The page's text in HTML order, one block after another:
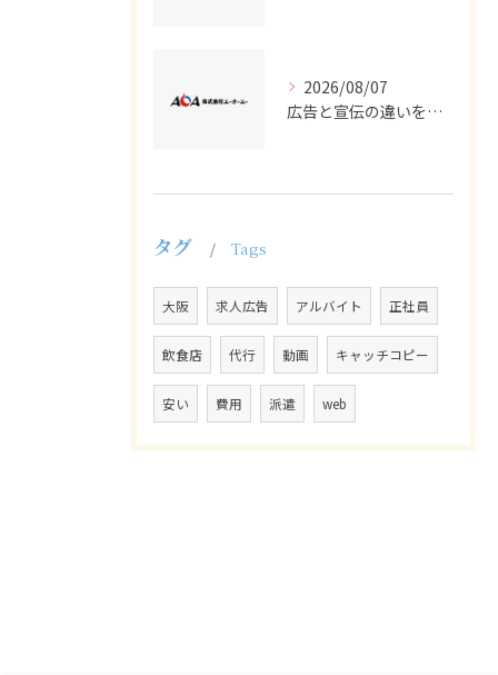
2026/08/07
広告と宣伝の違いを押さえた採用求人戦略とバイト正社員獲得の実務ポイント
タグ Tags
大阪 求人広告 アルバイト 正社員
飲食店 代行 動画 キャッチコピー
安い 費用 派遣 web